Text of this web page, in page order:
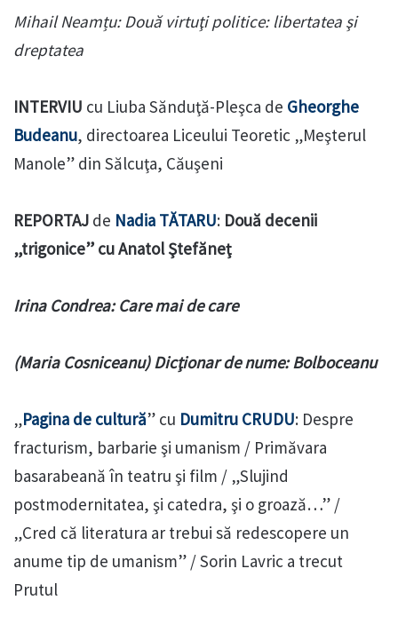
Mihail Neamțu: Două virtuţi politice: libertatea şi
dreptatea
INTERVIU cu Liuba Sănduţă-Pleşca de Gheorghe
Budeanu, directoarea Liceului Teoretic „Meşterul
Manole” din Sălcuţa, Căuşeni
REPORTAJ de Nadia TĂTARU: Două decenii
„trigonice” cu Anatol Ştefăneţ
Irina Condrea: Care mai de care
(Maria Cosniceanu) Dicţionar de nume: Bolboceanu
„Pagina de cultură” cu Dumitru CRUDU: Despre
fracturism, barbarie şi umanism / Primăvara
basarabeană în teatru şi film / „Slujind
postmodernitatea, şi catedra, şi o groază…” /
„Cred că literatura ar trebui să redescopere un
anume tip de umanism” / Sorin Lavric a trecut
Prutul